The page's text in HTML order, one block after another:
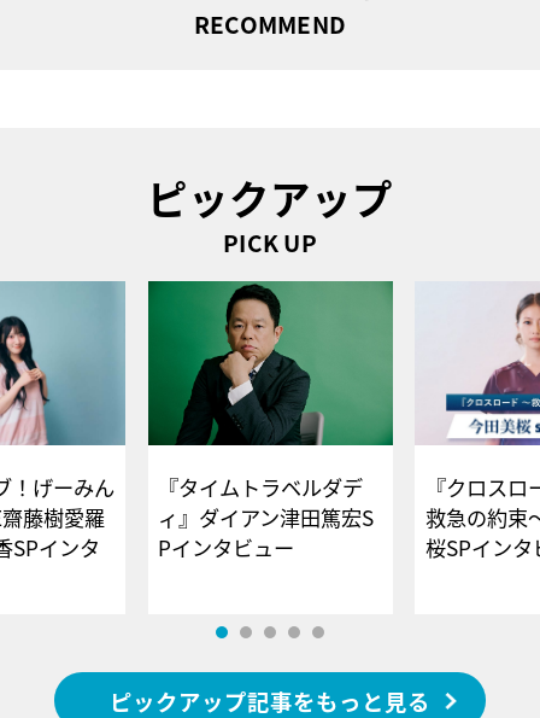
RECOMMEND
ピックアップ
PICK UP
！げーみん
藤樹愛羅
SPインタ
『タイムトラベルダデ
ィ』ダイアン津田篤宏S
Pインタビュー
『クロス
救急の約束
桜SPイ
ピックアップ記事をもっと見る